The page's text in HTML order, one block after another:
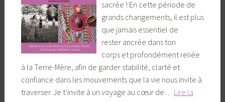
et
Danza
Útera®
–
Novembre
sacrée ! En cette période de
grands changements, il est plus
que jamais essentiel de
rester ancrée dans ton
corps et profondément reliée
à la Terre-Mère, afin de garder stabilité, clarté et
confiance dans les mouvements que la vie nous invite à
traverser. Je t’invite à un voyage au cœur de… Lire la